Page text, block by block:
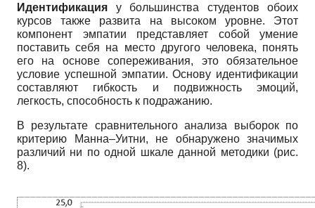
Идентификация у большинства студентов обоих
курсов также развита на высоком уровне. Этот
компонент эмпатии представляет собой умение
поставить себя на место другого человека, понять
его на основе сопереживания, это обязательное
условие успешной эмпатии. Основу идентификации
составляют гибкость и подвижность эмоций,
легкость, способность к подражанию.
В результате сравнительного анализа выборок по
критерию Манна–Уитни, не обнаружено значимых
различий ни по одной шкале данной методики (рис.
8).